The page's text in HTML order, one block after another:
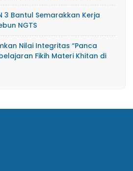
3 Bantul Semarakkan Kerja
NGTS
Nilai Integritas “Panca
Fikih Materi Khitan di